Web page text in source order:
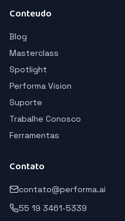
Conteudo
Blog
Masterclass
Spotlight
Performa Vision
Suporte
Trabalhe Conosco
Ferramentas
Contato
contato@performa.ai
55 19 3461-5339